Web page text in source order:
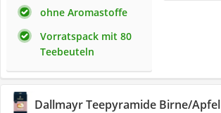
ohne Aromastoffe
Vorratspack mit 80
Teebeuteln
Dallmayr Teepyramide Birne/Apfel